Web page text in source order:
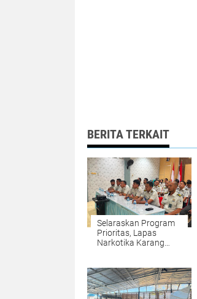
BERITA TERKAIT
Selaraskan Program
Prioritas, Lapas
Narkotika Karang